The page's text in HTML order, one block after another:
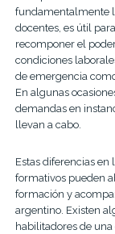
fundamentalmente
docentes, es útil
recomponer el
condiciones
de emergencia
En algunas
demandas en
llevan a cabo.
Estas diferencias en
formativos pueden
formación y
argentino. Existen
habilitadores de